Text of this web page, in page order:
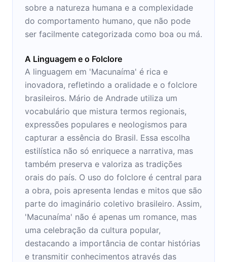
sobre a natureza humana e a complexidade
do comportamento humano, que não pode
ser facilmente categorizada como boa ou má.
A Linguagem e o Folclore
A linguagem em 'Macunaíma' é rica e
inovadora, refletindo a oralidade e o folclore
brasileiros. Mário de Andrade utiliza um
vocabulário que mistura termos regionais,
expressões populares e neologismos para
capturar a essência do Brasil. Essa escolha
estilística não só enriquece a narrativa, mas
também preserva e valoriza as tradições
orais do país. O uso do folclore é central para
a obra, pois apresenta lendas e mitos que são
parte do imaginário coletivo brasileiro. Assim,
'Macunaíma' não é apenas um romance, mas
uma celebração da cultura popular,
destacando a importância de contar histórias
e transmitir conhecimentos através das